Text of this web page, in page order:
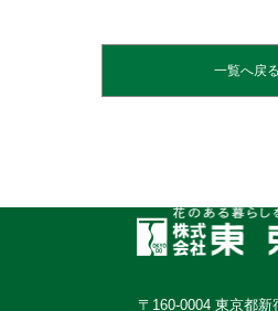
一覧へ戻る
〒160-0004 東京都新